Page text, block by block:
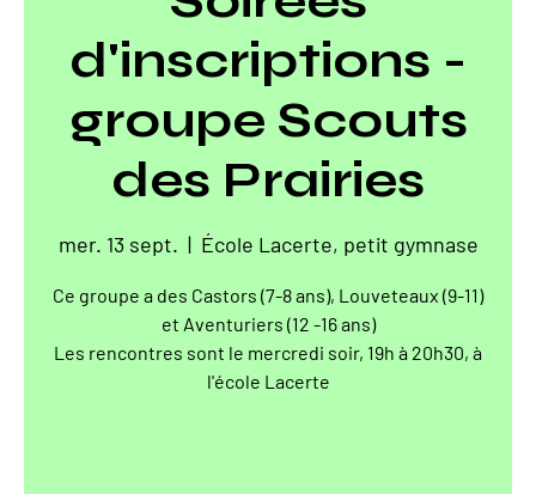
d'inscriptions -
groupe Scouts
des Prairies
mer. 13 sept.
  |
École Lacerte, petit gymnase
Ce groupe a des Castors (7-8 ans), Louveteaux (9-11)
et Aventuriers (12 -16 ans)
Les rencontres sont le mercredi soir, 19h à 20h30, à
l'école Lacerte